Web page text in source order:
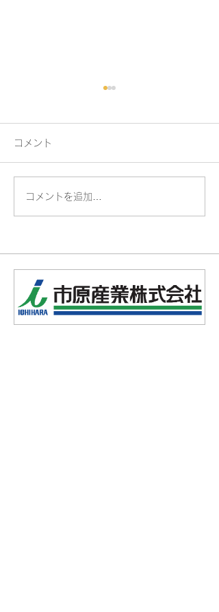
夏をもっと快適に！ 内
コメント
コメントを追加…